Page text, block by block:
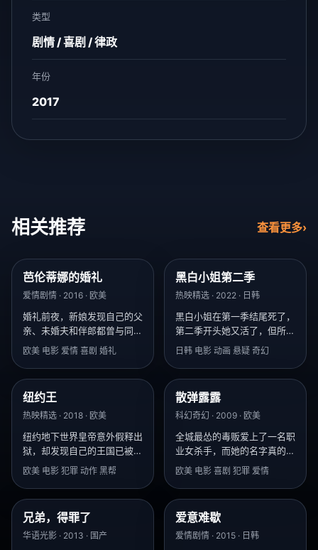
类型
剧情 / 喜剧 / 律政
年份
2017
相关推荐 查看更多›
芭伦蒂娜的婚礼
爱情剧情 · 2016 · 欧美
婚礼前夜，新娘发现自己的父
亲、未婚夫和伴郎都曾与同一
个女人有染。
欧美 电影 爱情 喜剧 婚礼
黑白小姐第二季
热映精选 · 2022 · 日韩
黑白小姐在第一季结尾死了，
第二季开头她又活了，但所有
人都不记得她死过。
日韩 电影 动画 悬疑 奇幻
纽约王
热映精选 · 2018 · 欧美
纽约地下世界皇帝意外假释出
狱，却发现自己的王国已被新
一代毒枭瓜分。
欧美 电影 犯罪 动作 黑帮
散弹露露
科幻奇幻 · 2009 · 欧美
全城最怂的毒贩爱上了一名职
业女杀手，而她的名字真的叫
露露·散弹。
欧美 电影 喜剧 犯罪 爱情
兄弟，得罪了
华语光影 · 2013 · 国产
爱意难歇
爱情剧情 · 2015 · 日韩